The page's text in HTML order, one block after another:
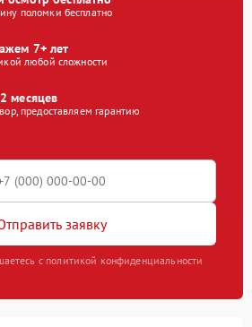
поломки бесплатно
7+ лет
любой сложности
месяцев
предоставляем гарантию
заявку
с политикой конфиденциальности